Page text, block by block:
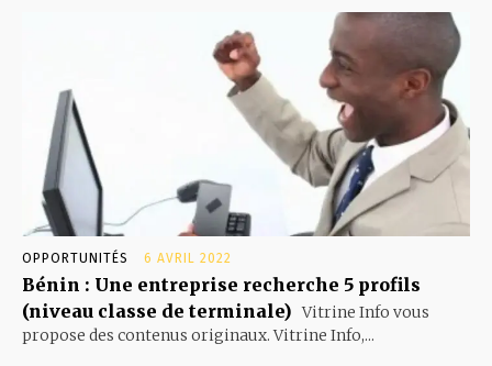
OPPORTUNITÉS 6 AVRIL 2022
Bénin : Une entreprise recherche 5 profils
(niveau classe de terminale) Vitrine Info vous
propose des contenus originaux. Vitrine Info,...